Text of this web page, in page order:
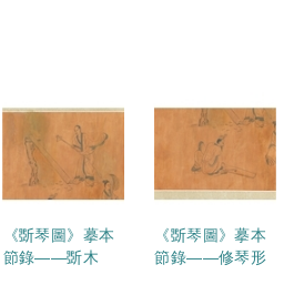
《斲琴圖》摹本
節錄——斲木
《斲琴圖》摹本
節錄——修琴形